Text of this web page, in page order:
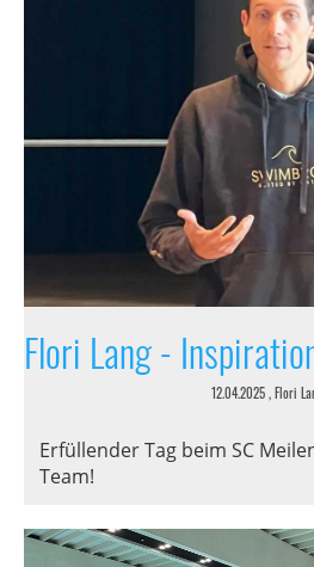
12.04.2025, Flori
Erfüllender Tag beim SC
Team!